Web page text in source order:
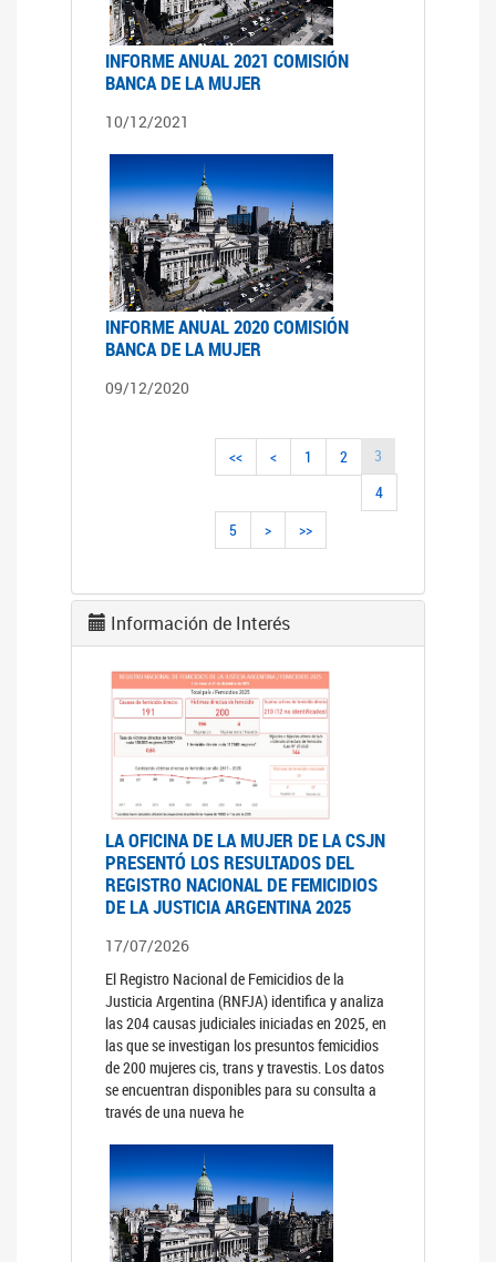
INFORME ANUAL 2021 COMISIÓN
BANCA DE LA MUJER
10/12/2021
INFORME ANUAL 2020 COMISIÓN
BANCA DE LA MUJER
09/12/2020
<< < 1 2
3
4
5
> >>
Información de Interés
LA OFICINA DE LA MUJER DE LA CSJN
PRESENTÓ LOS RESULTADOS DEL
REGISTRO NACIONAL DE FEMICIDIOS
DE LA JUSTICIA ARGENTINA 2025
17/07/2026
El Registro Nacional de Femicidios de la
Justicia Argentina (RNFJA) identifica y analiza
las 204 causas judiciales iniciadas en 2025, en
las que se investigan los presuntos femicidios
de 200 mujeres cis, trans y travestis. Los datos
se encuentran disponibles para su consulta a
través de una nueva he